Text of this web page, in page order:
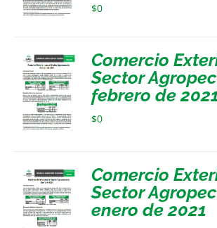
$0
Comercio
Sector
febrero de
$0
Comercio
Sector
enero de 2021